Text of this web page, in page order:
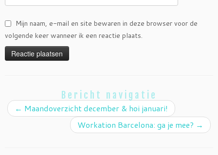
Mijn naam, e-mail en site bewaren in deze browser voor de
volgende keer wanneer ik een reactie plaats.
Bericht navigatie
← Maandoverzicht december & hoi januari!
Workation Barcelona: ga je mee? →